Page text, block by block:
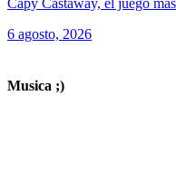
6 agosto, 2026
Musica ;)